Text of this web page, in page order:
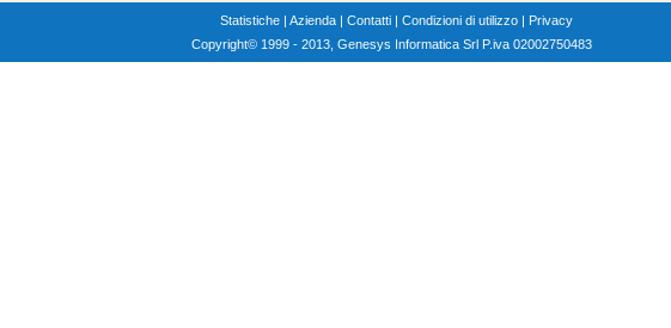
Statistiche| Azienda| Contatti| Condizioni di utilizzo| Privacy
Copyright© 1999 - 2013, Genesys Informatica Srl P.iva 02002750483